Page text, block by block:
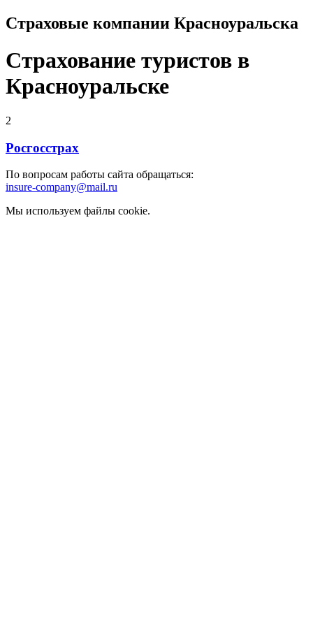
Страховые компании Красноуральска
Страхование туристов в
Красноуральске
2
Росгосстрах
По вопросам работы сайта обращаться:
insure-company@mail.ru
Мы используем файлы cookie.